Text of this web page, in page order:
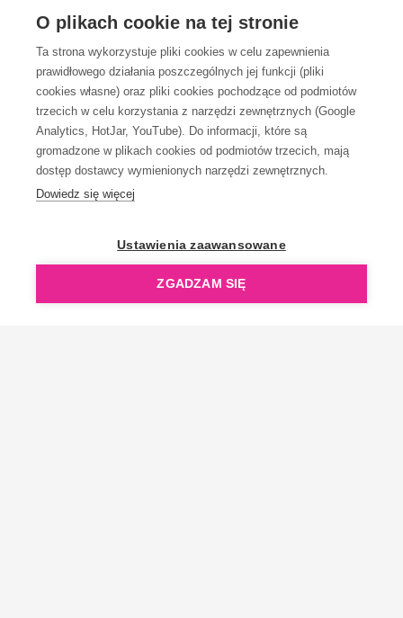
O plikach cookie na tej stronie
Ta strona wykorzystuje pliki cookies w celu zapewnienia
prawidłowego działania poszczególnych jej funkcji (pliki
cookies własne) oraz pliki cookies pochodzące od podmiotów
trzecich w celu korzystania z narzędzi zewnętrznych (Google
Analytics, HotJar, YouTube). Do informacji, które są
gromadzone w plikach cookies od podmiotów trzecich, mają
dostęp dostawcy wymienionych narzędzi zewnętrznych.
Dowiedz się więcej
Ustawienia zaawansowane
ZGADZAM SIĘ
OBSŁUGA KLIENTA
KONTAKT
OpenGift jest częścią ReflectGroup.